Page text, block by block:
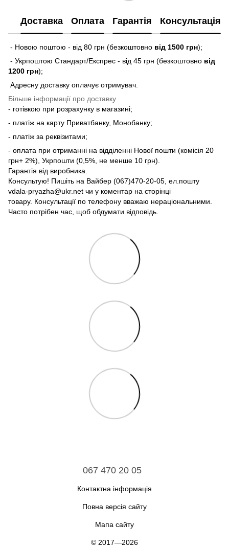
Доставка Оплата Гарантія Консультація
- Новою поштою - від 80 грн (безкоштовно від 1500 грн);
- Укрпоштою Стандарт/Експрес - від 45 грн (безкоштовно від
1200 грн);
Адресну доставку оплачує отримувач.
Більше інформації про доставку
- готівкою при розрахунку в магазині;
- платіж на карту Приватбанку, Монобанку;
- платіж за реквізитами;
- оплата при отриманні на відділенні Нової пошти (комісія 20
грн+ 2%), Укрпошти (0,5%, не менше 10 грн).
Гарантія від виробника.
Консультую! Пишіть на Вайбер (067)470-20-05, ел.пошту
vdala-pryazha@ukr.net чи у коментар на сторінці
товару. Консультації по телефону вважаю нераціональними.
Часто потрібен час, щоб обдумати відповідь.
067 470 20 05
Контактна інформація
Повна версія сайту
Мапа сайту
© 2017—2026